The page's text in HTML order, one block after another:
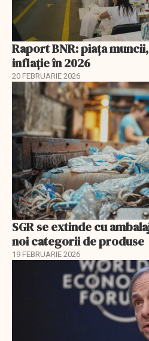
Raport BNR: piața
inflație în 2026
20 FEBRUARIE 2026
SGR se extinde cu
noi categorii de produse
19 FEBRUARIE 2026